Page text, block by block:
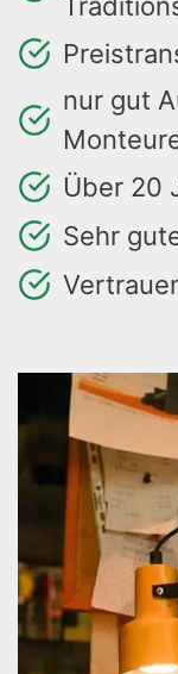
nur gut
Über 20
Sehr